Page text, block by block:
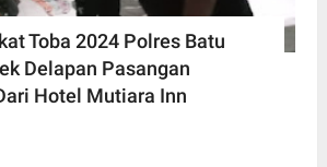
Toba 2024 Polres Batu
Delapan Pasangan
Hotel Mutiara Inn